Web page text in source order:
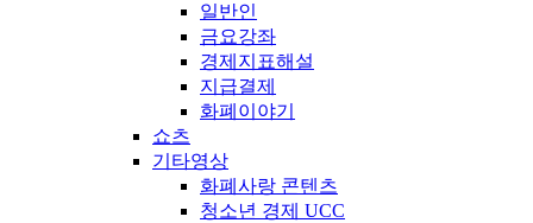
일반인
금요강좌
경제지표해설
지급결제
화폐이야기
쇼츠
기타영상
화폐사랑 콘텐츠
청소년 경제 UCC